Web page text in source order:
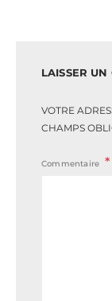
LAISSER UN
VOTRE
CHAMPS
Commentaire